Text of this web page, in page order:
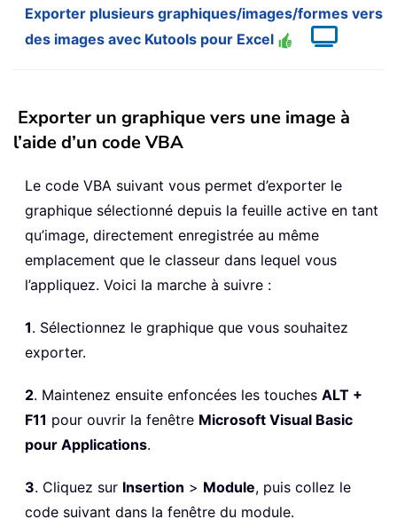
Exporter plusieurs graphiques/images/formes vers
des images avec Kutools pour Excel
Exporter un graphique vers une image à
l’aide d’un code VBA
Le code VBA suivant vous permet d’exporter le
graphique sélectionné depuis la feuille active en tant
qu’image, directement enregistrée au même
emplacement que le classeur dans lequel vous
l’appliquez. Voici la marche à suivre :
1. Sélectionnez le graphique que vous souhaitez
exporter.
2. Maintenez ensuite enfoncées les touches ALT +
F11 pour ouvrir la fenêtre Microsoft Visual Basic
pour Applications.
3. Cliquez sur Insertion > Module, puis collez le
code suivant dans la fenêtre du module.